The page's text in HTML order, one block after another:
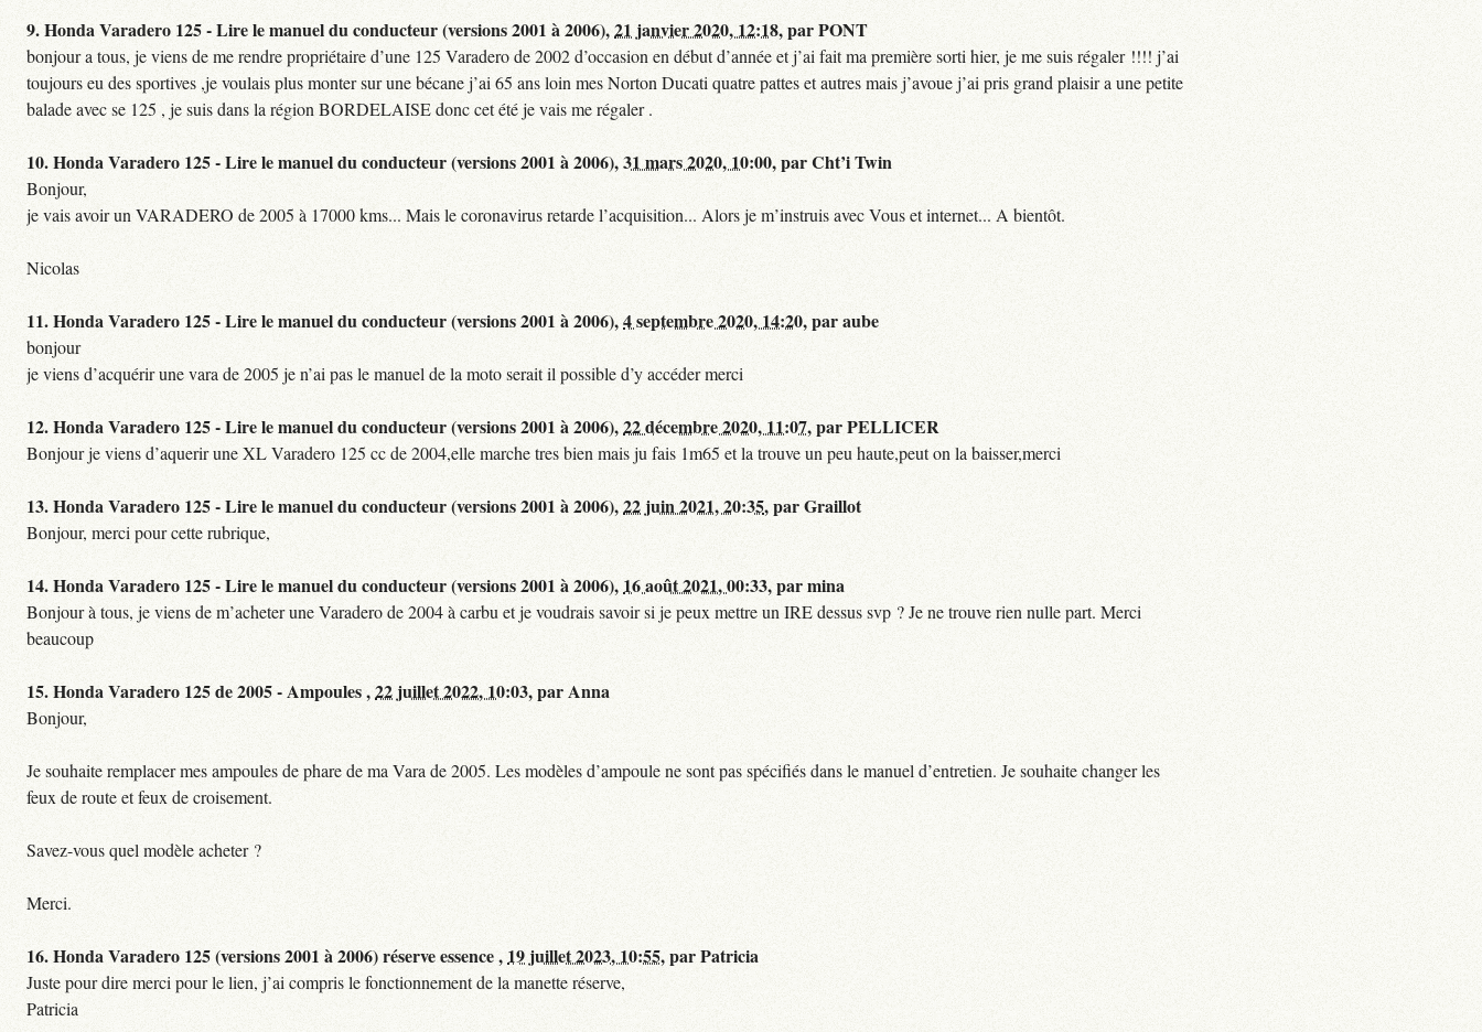
9.Honda Varadero 125 - Lire le manuel du conducteur (versions 2001 à 2006),21 janvier 2020, 12:18,parPONT
bonjour a tous, je viens de me rendre propriétaire d’une 125 Varadero de 2002 d’occasion en début d’année et j’ai fait ma première sorti hier, je me suis régaler !!!! j’ai
toujours eu des sportives ,je voulais plus monter sur une bécane j’ai 65 ans loin mes Norton Ducati quatre pattes et autres mais j’avoue j’ai pris grand plaisir a une petite
balade avec se 125 , je suis dans la région BORDELAISE donc cet été je vais me régaler .
10.Honda Varadero 125 - Lire le manuel du conducteur (versions 2001 à 2006),31 mars 2020, 10:00,parCht’i Twin
Bonjour,
je vais avoir un VARADERO de 2005 à 17000 kms... Mais le coronavirus retarde l’acquisition... Alors je m’instruis avec Vous et internet... A bientôt.
Nicolas
11.Honda Varadero 125 - Lire le manuel du conducteur (versions 2001 à 2006),4 septembre 2020, 14:20,paraube
bonjour
je viens d’acquérir une vara de 2005 je n’ai pas le manuel de la moto serait il possible d’y accéder merci
12.Honda Varadero 125 - Lire le manuel du conducteur (versions 2001 à 2006),22 décembre 2020, 11:07,parPELLICER
Bonjour je viens d’aquerir une XL Varadero 125 cc de 2004,elle marche tres bien mais ju fais 1m65 et la trouve un peu haute,peut on la baisser,merci
13.Honda Varadero 125 - Lire le manuel du conducteur (versions 2001 à 2006),22 juin 2021, 20:35,parGraillot
Bonjour, merci pour cette rubrique,
14.Honda Varadero 125 - Lire le manuel du conducteur (versions 2001 à 2006), 16 août 2021, 00:33,parmina
Bonjour à tous, je viens de m’acheter une Varadero de 2004 à carbu et je voudrais savoir si je peux mettre un IRE dessus svp ? Je ne trouve rien nulle part. Merci
beaucoup
15.Honda Varadero 125 de 2005 - Ampoules ,22 juillet 2022, 10:03,parAnna
Bonjour,
Je souhaite remplacer mes ampoules de phare de ma Vara de 2005. Les modèles d’ampoule ne sont pas spécifiés dans le manuel d’entretien. Je souhaite changer les
feux de route et feux de croisement.
Savez-vous quel modèle acheter ?
Merci.
16.Honda Varadero 125 (versions 2001 à 2006) réserve essence , 19 juillet 2023, 10:55,parPatricia
Juste pour dire merci pour le lien, j’ai compris le fonctionnement de la manette réserve,
Patricia